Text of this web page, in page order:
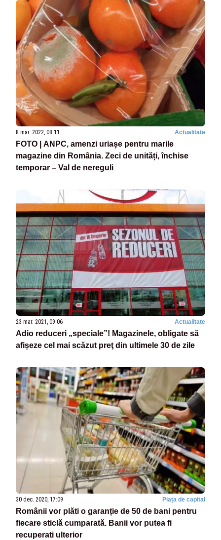
8 mar. 2022, 08:11 Actualitate
FOTO | ANPC, amenzi uriașe pentru marile
magazine din România. Zeci de unități, închise
temporar – Val de nereguli
23 mar. 2021, 09:06 Actualitate
Adio reduceri „speciale”! Magazinele, obligate să
afișeze cel mai scăzut preţ din ultimele 30 de zile
30 dec. 2020, 17:09 Piața de capital
Românii vor plăti o garanție de 50 de bani pentru
fiecare sticlă cumparată. Banii vor putea fi
recuperati ulterior